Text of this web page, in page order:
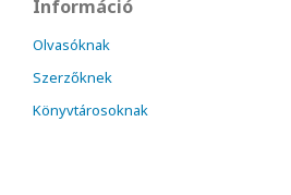
Információ
Olvasóknak
Szerzőknek
Könyvtárosoknak